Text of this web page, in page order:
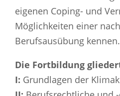
eigenen Coping- und
Möglichkeiten einer
Berufsausübung kennen.
Die Fortbildung
I: Grundlagen der